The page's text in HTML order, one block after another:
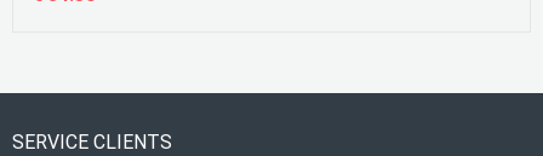
SERVICE CLIENTS